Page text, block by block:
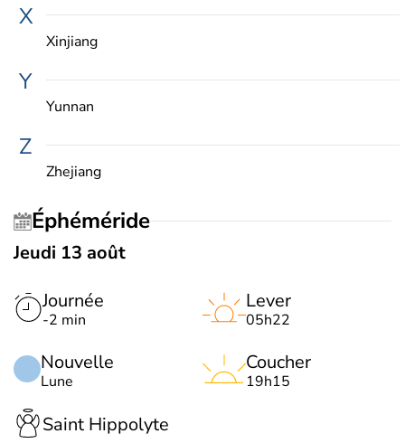
X
Xinjiang
Y
Yunnan
Z
Zhejiang
Éphéméride
Jeudi 13 août
Journée
-2 min
Nouvelle
Lune
Lever
05h22
Coucher
19h15
Saint Hippolyte